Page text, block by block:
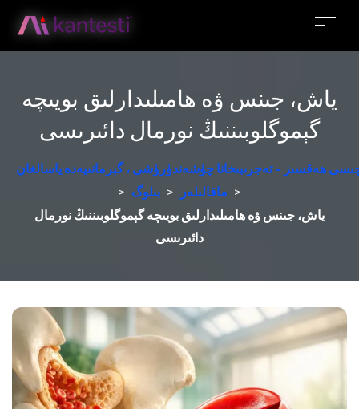
ياش، جىنس ۋە ھامىلىدارلىق بويىچە
گېموگلوبىننىڭ نورمال دائىرىسى
ھەقسىز - تەجرىبىخانا چۈشەندۈرۈشى ، گېرمانىيەدە ياسالغان
> بىلوگ > ماقالىلەر >
ياش، جىنس ۋە ھامىلىدارلىق بويىچە گېموگلوبىننىڭ نورمال
دائىرىسى